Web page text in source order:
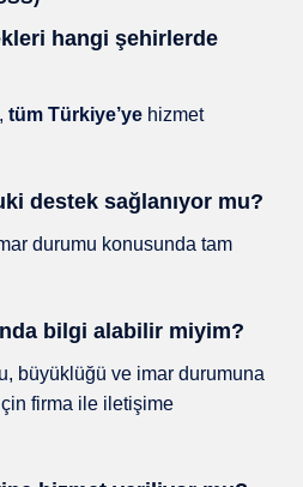
hangi şehirlerde
tüm Türkiye’ye hizmet
destek sağlanıyor mu?
durumu konusunda tam
bilgi alabilir miyim?
büyüklüğü ve imar durumuna
firma ile iletişime